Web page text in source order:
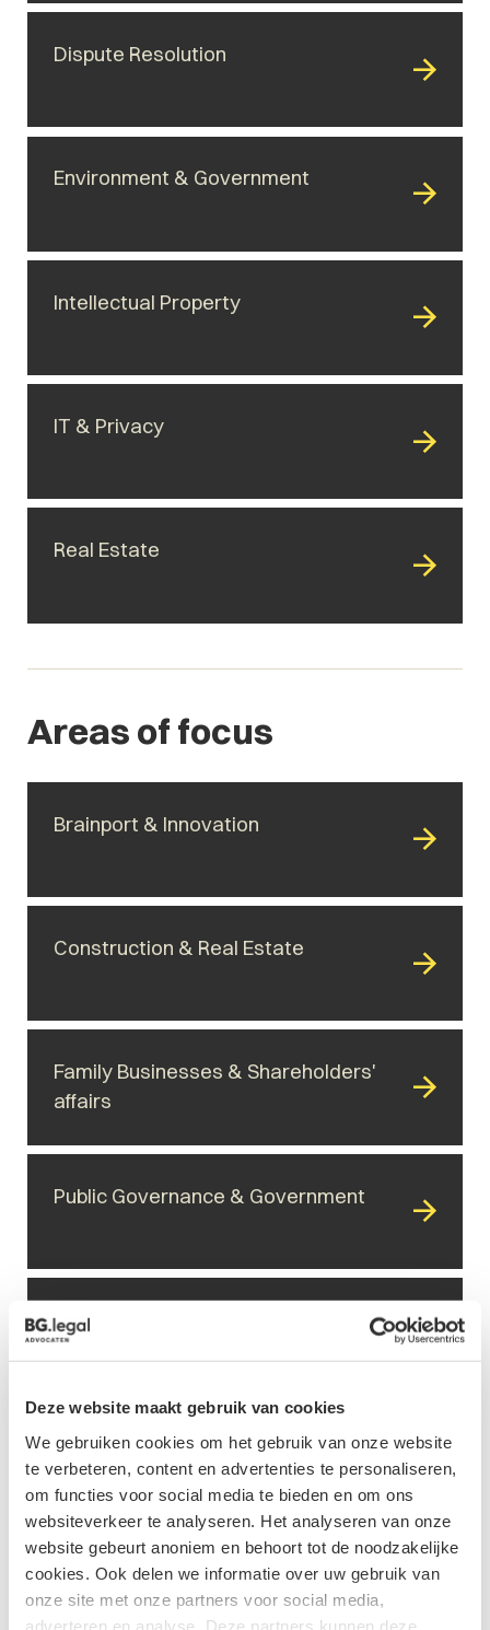
Deze website maakt gebruik van cookies
We gebruiken cookies om het gebruik van onze website
te verbeteren, content en advertenties te personaliseren,
om functies voor social media te bieden en om ons
websiteverkeer te analyseren. Het analyseren van onze
website gebeurt anoniem en behoort tot de noodzakelijke
cookies. Ook delen we informatie over uw gebruik van
onze site met onze partners voor social media,
adverteren en analyse. Deze partners kunnen deze
Dispute Resolution
Environment & Government
Intellectual Property
IT & Privacy
Real Estate
Areas of focus
Brainport & Innovation
Construction & Real Estate
Family Businesses & Shareholders'
affairs
Public Governance & Government
Healthcare & Welfare
Tech & Digital